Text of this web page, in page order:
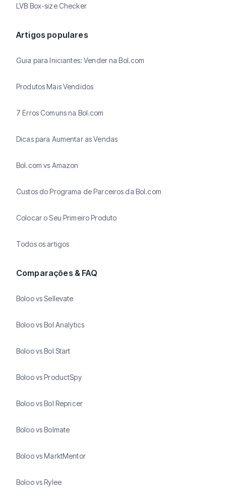
LVB Box-size Checker
Artigos populares
Guia para Iniciantes: Vender na Bol.com
Produtos Mais Vendidos
7 Erros Comuns na Bol.com
Dicas para Aumentar as Vendas
Bol.com vs Amazon
Custos do Programa de Parceiros da Bol.com
Colocar o Seu Primeiro Produto
Todos os artigos
Comparações & FAQ
Boloo vs Sellevate
Boloo vs Bol Analytics
Boloo vs Bol Start
Boloo vs ProductSpy
Boloo vs Bol Repricer
Boloo vs Bolmate
Boloo vs MarktMentor
Boloo vs Rylee